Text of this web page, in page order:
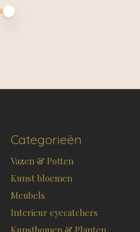
Categorieën
Vazen & Potten
Kunst bloemen
Meubels
Interieur eyecatchers